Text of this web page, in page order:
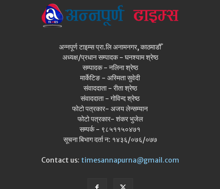
अन्नपूर्ण टाइम्स प्रा.लि अनामनगर, काठमाडौँ
अध्यक्ष/प्रधान सम्पादक - घनश्याम श्रेष्ठ
सम्पादक - नलिना श्रेष्ठ
मार्केटिङ - अस्मिता सुवेदी
संवाददाता - रीता श्रेष्ठ
संवाददाता - गोविन्द श्रेष्ठ
फोटो पत्रकार- अजय लेन्सम्यान
फोटो पत्रकार- शंकर भुजेल
सम्पर्क - ९८५११५०४७१
सूचना बिभाग दर्ता न: १४३६/०७६/०७७
Contact us: timesannapurna@gmail.com